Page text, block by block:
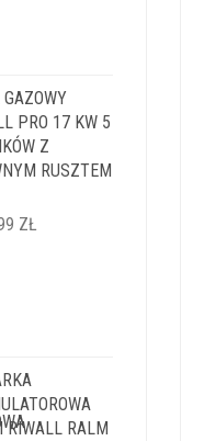
PRO 17 KW 5
Z
RUSZTEM
ZŁ
RIWALL RALM